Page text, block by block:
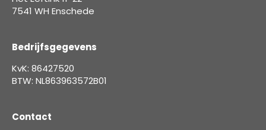
7541 WH Enschede
Bedrijfsgegevens
KvK: 86427520
BTW: NL863963572B01
Contact